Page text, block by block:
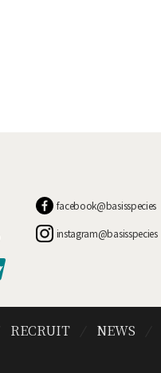
facebook@basisspecies
instagram@basisspecies
RECRUIT
NEWS